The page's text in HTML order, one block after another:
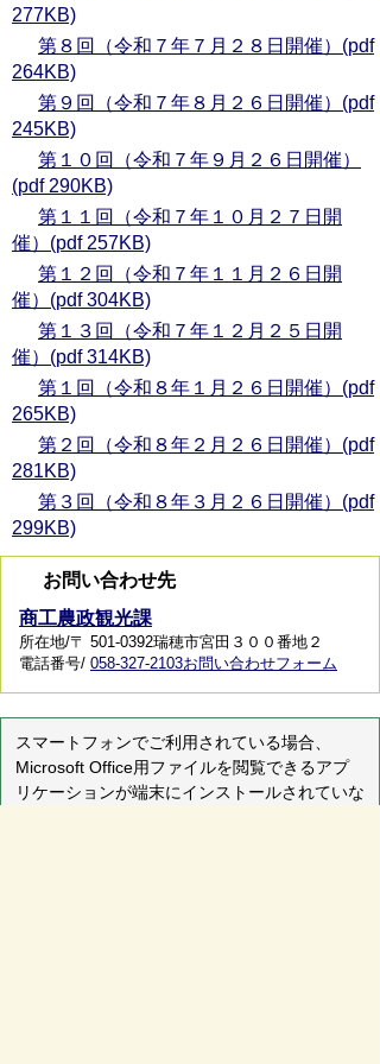
277KB)
第８回（令和７年７月２８日開催）(pdf
264KB)
第９回（令和７年８月２６日開催）(pdf
245KB)
第１０回（令和７年９月２６日開催）
(pdf 290KB)
第１１回（令和７年１０月２７日開
催）(pdf 257KB)
第１２回（令和７年１１月２６日開
催）(pdf 304KB)
第１３回（令和７年１２月２５日開
催）(pdf 314KB)
第１回（令和８年１月２６日開催）(pdf
265KB)
第２回（令和８年２月２６日開催）(pdf
281KB)
第３回（令和８年３月２６日開催）(pdf
299KB)
お問い合わせ先
商工農政観光課
所在地/〒 501-0392瑞穂市宮田３００番地２
電話番号/ 058-327-2103お問い合わせフォーム
スマートフォンでご利用されている場合、
Microsoft Office用ファイルを閲覧できるアプ
リケーションが端末にインストールされていな